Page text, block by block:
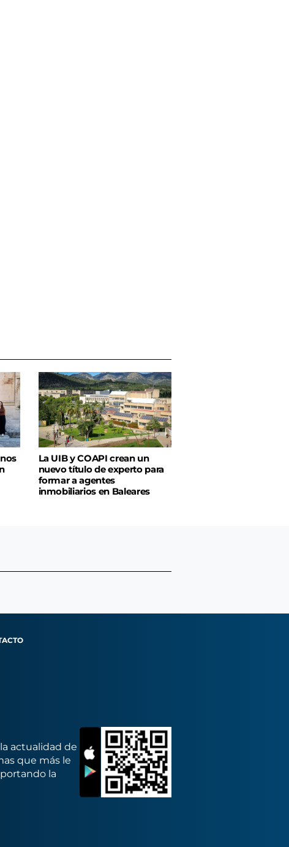
La UIB y COAPI crean un
nuevo título de experto para
formar a agentes
inmobiliarios en Baleares
actualidad de
que más le
la